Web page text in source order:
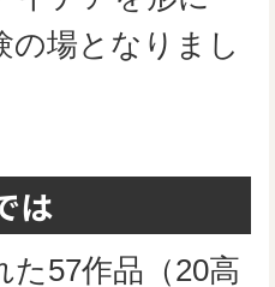
の場となりまし
は
た57作品（20高